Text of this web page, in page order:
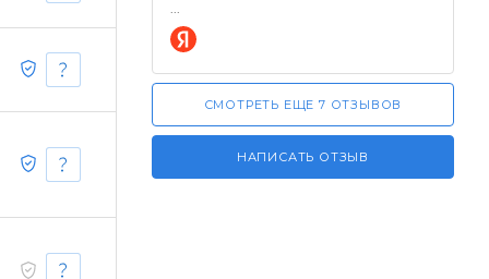
СМОТРЕТЬ ЕЩЕ 7 ОТЗЫВОВ
НАПИСАТЬ ОТЗЫВ